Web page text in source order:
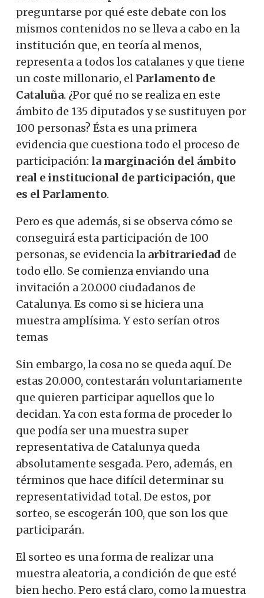
preguntarse por qué este debate con los
mismos contenidos no se lleva a cabo en la
institución que, en teoría al menos,
representa a todos los catalanes y que tiene
un coste millonario, el Parlamento de
Cataluña. ¿Por qué no se realiza en este
ámbito de 135 diputados y se sustituyen por
100 personas? Ésta es una primera
evidencia que cuestiona todo el proceso de
participación: la marginación del ámbito
real e institucional de participación, que
es el Parlamento.
Pero es que además, si se observa cómo se
conseguirá esta participación de 100
personas, se evidencia la arbitrariedad de
todo ello. Se comienza enviando una
invitación a 20.000 ciudadanos de
Catalunya. Es como si se hiciera una
muestra amplísima. Y esto serían otros
temas
Sin embargo, la cosa no se queda aquí. De
estas 20.000, contestarán voluntariamente
que quieren participar aquellos que lo
decidan. Ya con esta forma de proceder lo
que podía ser una muestra super
representativa de Catalunya queda
absolutamente sesgada. Pero, además, en
términos que hace difícil determinar su
representatividad total. De estos, por
sorteo, se escogerán 100, que son los que
participarán.
El sorteo es una forma de realizar una
muestra aleatoria, a condición de que esté
bien hecho. Pero está claro, como la muestra